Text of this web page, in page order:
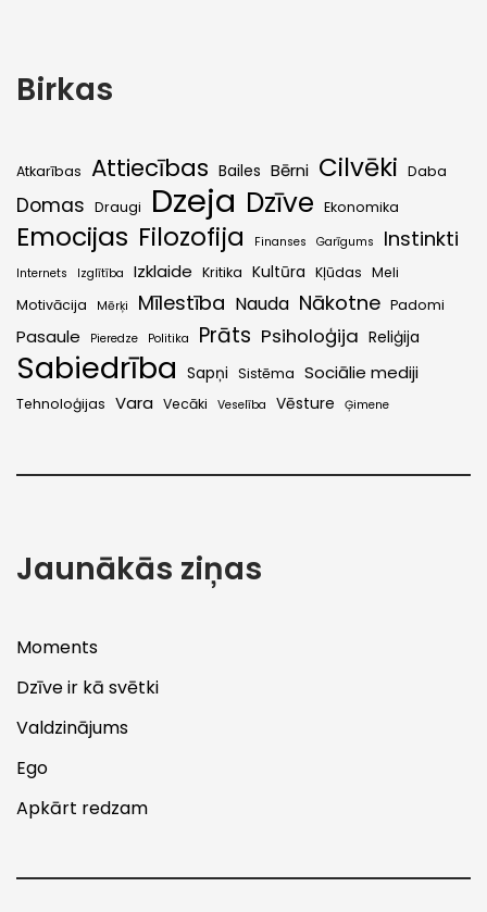
Birkas
Atkarības Attiecības Bailes Bērni Cilvēki Daba
Domas Draugi Dzeja Dzīve Ekonomika
Emocijas Filozofija Finanses Garīgums Instinkti
Internets Izglītība Izklaide Kritika Kultūra Kļūdas Meli
Motivācija
Mērķi Mīlestība Nauda Nākotne Padomi
Pasaule Pieredze Politika Prāts Psiholoģija Reliģija
Sabiedrība Sapņi Sistēma Sociālie mediji
Tehnoloģijas Vara Vecāki Veselība Vēsture Ģimene
Jaunākās ziņas
Moments
Dzīve ir kā svētki
Valdzinājums
Ego
Apkārt redzam